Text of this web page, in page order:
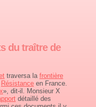
du traître de
traversa la frontière
Résistance en France.
», dit-il. Monsieur X
détaillé des